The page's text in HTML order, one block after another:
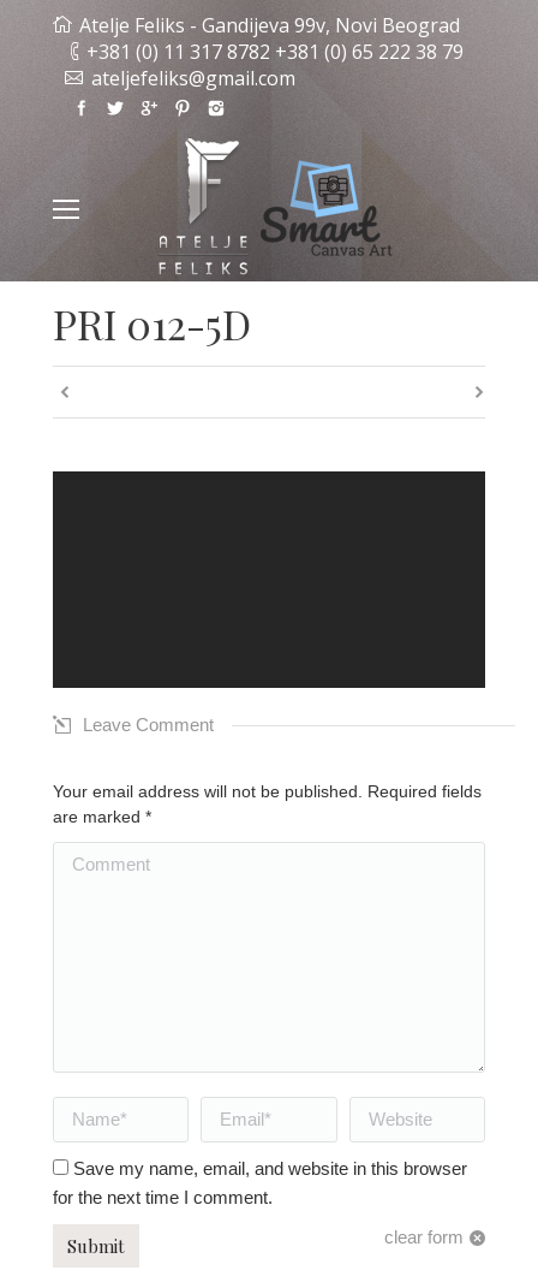
Atelje Feliks - Gandijeva 99v, Novi Beograd
+381 (0) 11 317 8782 +381 (0) 65 222 38 79
ateljefeliks@gmail.com
PRI 012-5D
Leave Comment
Your email address will not be published. Required fields
are marked *
Comment
Name * Email * Website
Save my name, email, and website in this browser
for the next time I comment.
clear form
Submit